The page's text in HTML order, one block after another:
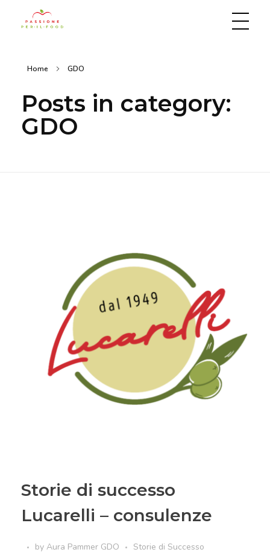
Home GDO
Posts in category:
GDO
Storie di successo
Lucarelli – consulenze
by Aura Pammer GDO Storie di Successo